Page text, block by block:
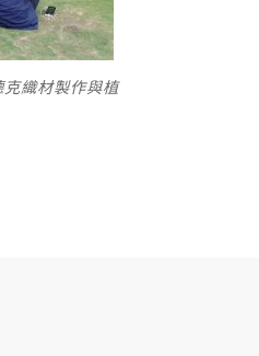
克織材製作與植